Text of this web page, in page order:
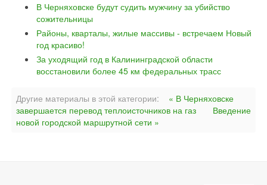
В Черняховске будут судить мужчину за убийство
сожительницы
Районы, кварталы, жилые массивы - встречаем Новый
год красиво!
За уходящий год в Калининградской области
восстановили более 45 км федеральных трасс
Другие материалы в этой категории:
« В Черняховске
завершается перевод теплоисточников на газ
Введение
новой городской маршрутной сети »